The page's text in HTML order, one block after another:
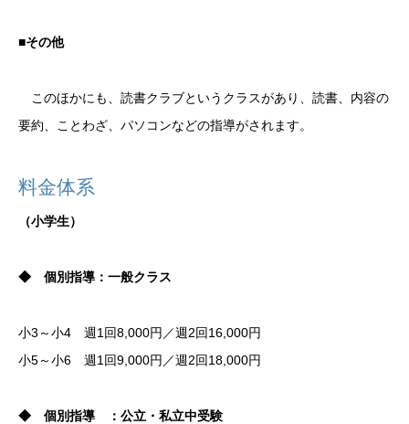
■その他
このほかにも、読書クラブというクラスがあり、読書、内容の
要約、ことわざ、パソコンなどの指導がされます。
料金体系
（小学生）
◆ 個別指導：一般クラス
小3～小4 週1回8,000円／週2回16,000円
小5～小6 週1回9,000円／週2回18,000円
◆ 個別指導 ：公立・私立中受験